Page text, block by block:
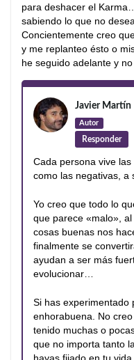
para deshacer el
sabiendo lo que no
Concientemente creo
y me replanteo ésto o
he seguido adelante y
Javier Martín
Autor
Responder
Cada persona vive
como las negativas, a
Yo creo que todo lo
que parece «malo»,
cosas buenas nos
finalmente se
ayudan a ser más
evolucionar…
Si has experimentado
enhorabuena. No
tenido muchas o
que no importa tanto